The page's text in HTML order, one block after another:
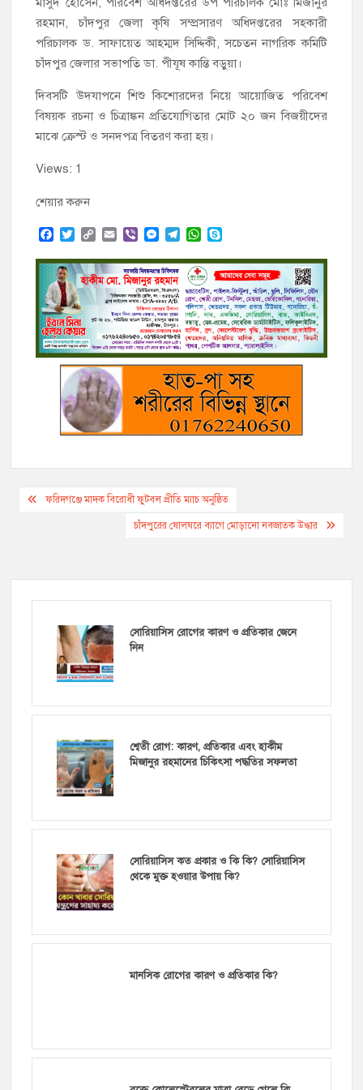
রহমান, চাঁদপুর জেলা কৃষি সম্প্রসারণ অধিদপ্তরের সহকারী
পরিচালক ড. সাফায়েত আহম্মদ সিদ্দিকী, সচেতন নাগরিক কমিটি
চাঁদপুর জেলার সভাপতি ডা. পীযূষ কান্তি বড়ুয়া।
দিবসটি উদযাপনে শিশু কিশোরদের নিয়ে আয়োজিত পরিবেশ
বিষয়ক রচনা ও চিত্রাঙ্কন প্রতিযোগিতার মোট ২০ জন বিজয়ীদের
মাঝে ক্রেস্ট ও সনদপত্র বিতরণ করা হয়।
Views: 1
শেয়ার করুন
F
c
e
b
o
o
k
T
i
t
t
e
r
C
p
y
i
n
k
E
a
i
l
V
b
e
r
M
s
s
e
n
g
e
r
T
l
e
g
a
m
W
a
t
s
A
p
p
y
p
e
Postফরিদগঞ্জে মাদক বিরোধী ফুটবল প্রীতি ম্যাচ অনুষ্ঠিত
চাঁদপুরের ষোলঘরে ব্যাগে মোড়ানো নবজাতক উদ্ধার
সোরিয়াসিস রোগের কারণ ও প্রতিকার জেনে
নিন
শ্বেতী রোগ: কারণ, প্রতিকার এবং হাকীম
মিজানুর রহমানের চিকিৎসা পদ্ধতির সফলতা
সোরিয়াসিস কত প্রকার ও কি কি? সোরিয়াসিস
থেকে মুক্ত হওয়ার উপায় কি?
মানসিক রোগের কারণ ও প্রতিকার কি?